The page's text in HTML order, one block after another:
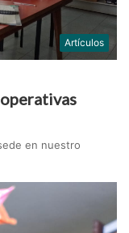
Artículos
en nuestro